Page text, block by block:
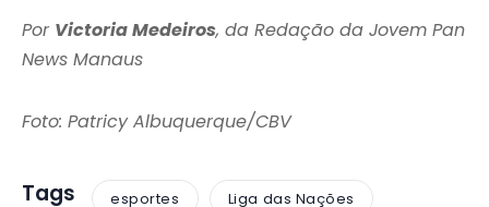
Por Victoria Medeiros, da Redação da Jovem Pan
News Manaus
Foto: Patricy Albuquerque/CBV
Tags esportes Liga das Nações